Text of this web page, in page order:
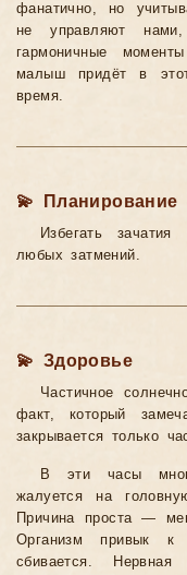
фанатично, но
не управляют
гармоничные
малыш придёт в
время.
💫 Планирование
Избегать
любых затмений.
💫 Здоровье
Частичное
факт, который
закрывается только
В эти часы
жалуется на
Причина проста —
Организм привык
сбивается.